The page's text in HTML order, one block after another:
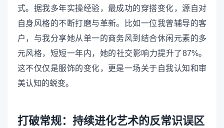
式。据我多年实操经验，最成功的穿搭变化，源自对
自身风格的不断打磨与革新。比如一位我曾辅导的客
户，与我分享她从单一的商务风到结合休闲元素的多
元风格，短短一年内，她的社交影响力提升了87%。
这不仅仅是服饰的变化，更是一场关于自我认知和审
美认知的蜕变。
打破常规：持续进化艺术的反常识误区